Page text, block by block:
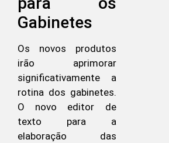
Gabinetes
Os novos produtos
irão aprimorar
significativamente a
rotina dos gabinetes.
O novo editor de
texto para a
elaboração das